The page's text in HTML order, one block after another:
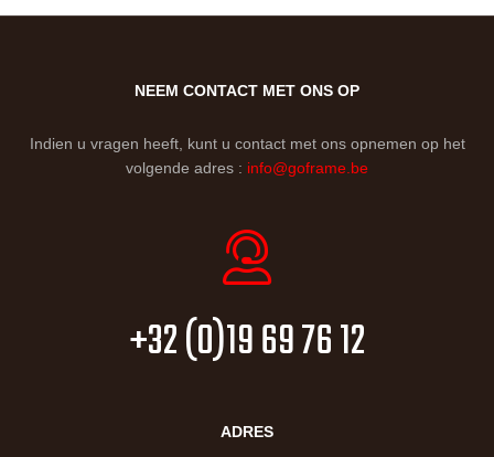
NEEM CONTACT MET ONS OP
Indien u vragen heeft, kunt u contact met ons opnemen op het
volgende adres : info@goframe.be
+32 (0)19 69 76 12
ADRES